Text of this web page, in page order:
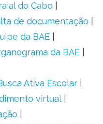
do Cabo
de documentação
da BAE
da BAE
Ativa Escolar
virtual